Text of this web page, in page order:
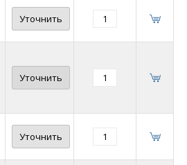
Уточнить
Уточнить
Уточнить